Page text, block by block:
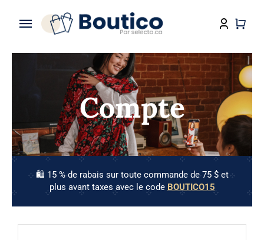
Toggle
Navigation
À propos
Contact
Compte
🛍️ 15 % de rabais sur toute commande de 75 $ et
plus avant taxes avec le code BOUTICO15